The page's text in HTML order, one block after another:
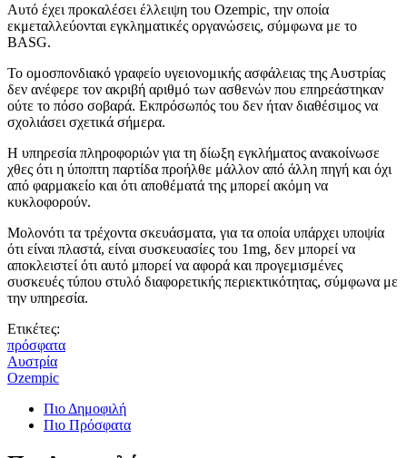
Αυτό έχει προκαλέσει έλλειψη του Ozempic, την οποία
εκμεταλλεύονται εγκληματικές οργανώσεις, σύμφωνα με το
BASG.
Το ομοσπονδιακό γραφείο υγειονομικής ασφάλειας της Αυστρίας
δεν ανέφερε τον ακριβή αριθμό των ασθενών που επηρεάστηκαν
ούτε το πόσο σοβαρά. Εκπρόσωπός του δεν ήταν διαθέσιμος να
σχολιάσει σχετικά σήμερα.
Η υπηρεσία πληροφοριών για τη δίωξη εγκλήματος ανακοίνωσε
χθες ότι η ύποπτη παρτίδα προήλθε μάλλον από άλλη πηγή και όχι
από φαρμακείο και ότι αποθέματά της μπορεί ακόμη να
κυκλοφορούν.
Μολονότι τα τρέχοντα σκευάσματα, για τα οποία υπάρχει υποψία
ότι είναι πλαστά, είναι συσκευασίες του 1mg, δεν μπορεί να
αποκλειστεί ότι αυτό μπορεί να αφορά και προγεμισμένες
συσκευές τύπου στυλό διαφορετικής περιεκτικότητας, σύμφωνα με
την υπηρεσία.
Ετικέτες:
πρόσφατα
Αυστρία
Ozempic
Πιο Δημοφιλή
Πιο Πρόσφατα